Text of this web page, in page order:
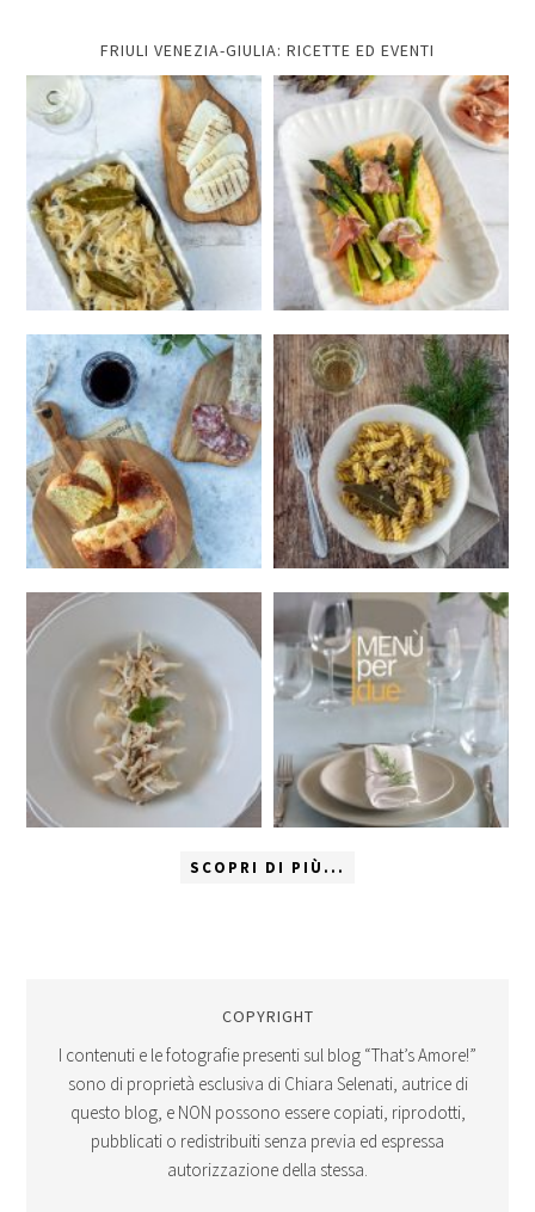
FRIULI VENEZIA-GIULIA: RICETTE ED EVENTI
SCOPRI DI PIÙ...
COPYRIGHT
I contenuti e le fotografie presenti sul blog “That’s Amore!”
sono di proprietà esclusiva di Chiara Selenati, autrice di
questo blog, e NON possono essere copiati, riprodotti,
pubblicati o redistribuiti senza previa ed espressa
autorizzazione della stessa.